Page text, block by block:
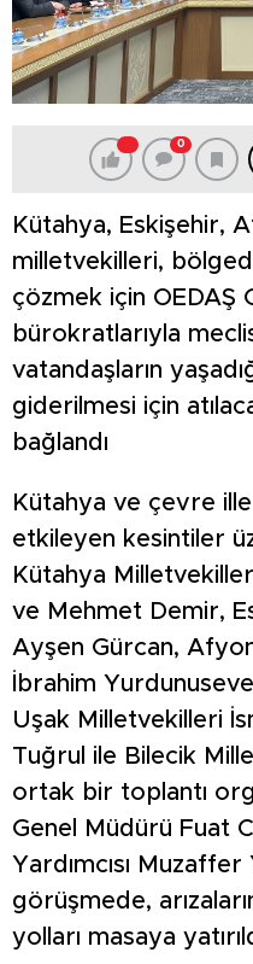
0
Kütahya, Eskişehir,
milletvekilleri,
çözmek için OEDAŞ
bürokratlarıyla
vatandaşların
giderilmesi için
bağlandı
Kütahya ve çevre
etkileyen kesintiler
Kütahya
ve Mehmet Demir,
Ayşen Gürcan,
İbrahim
Uşak Milletvekilleri
Tuğrul ile Bilecik
ortak bir toplantı
Genel Müdürü Fuat
Yardımcısı Muzaffer
görüşmede,
yolları masaya